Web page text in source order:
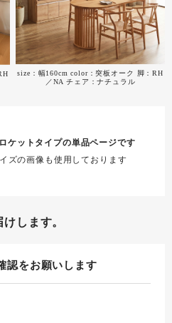
size：幅160cm color：突板オーク 脚：RH
／NA チェア：ナチュラル
ケットタイプの単品ページです
ズの画像も使用しております
します。
認をお願いします